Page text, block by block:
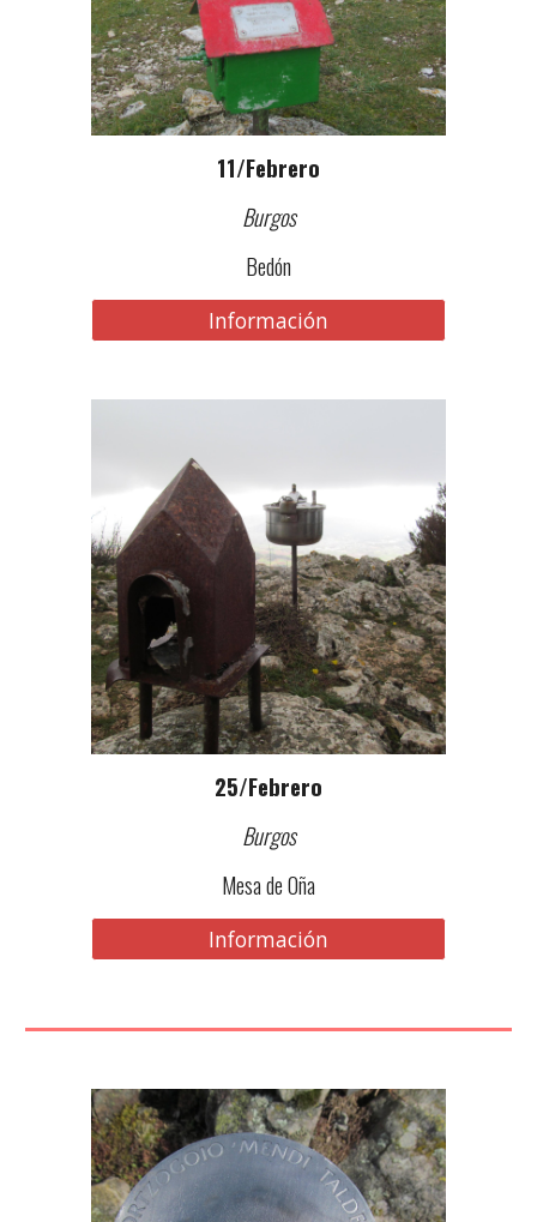
11/Febrero
Burgos
Bedón
Información
25/Febrero
Burgos
Mesa de Oña
Información